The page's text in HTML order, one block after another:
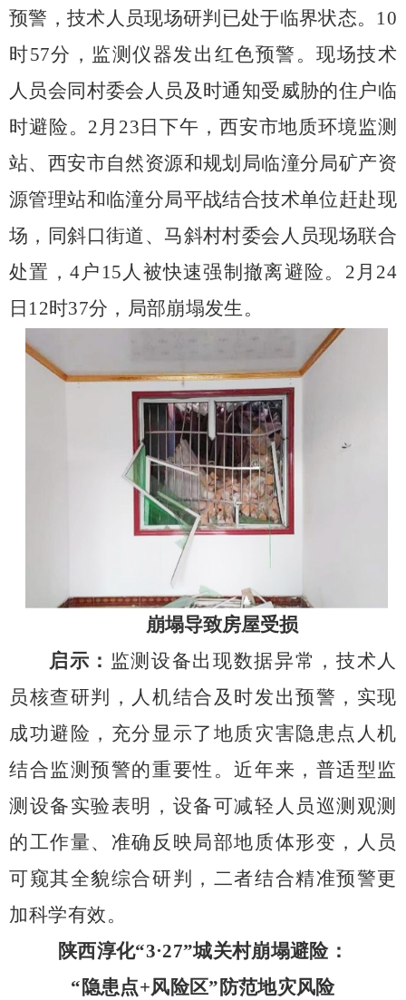
预警，技术人员现场研判已处于临界状态。 10
时57分，监测仪器发出红色预警。现场技术
人员会同村委会人员及时通知受威胁的住户临
时避险。 2 月 23 日下午，西安市地质环境监测
站、西安市自然资源和规划局临潼分局矿产资
源管理站和临潼分局平战结合技术单位赶赴现
场，同斜口街道、马斜村村委会人员现场联合
处置， 4户 15 人被快速强制撤离避险。 2 月 24
日 12时37分，局部崩塌发生。
崩塌导致房屋受损
启示： 监测设备出现数据异常，技术人
员核查研判，人机结合及时发出预警，实现
成功避险，充分显示了地质灾害隐患点人机
结合监测预警的重要性。近年来，普适型监
测设备实验表明，设备可减轻人员巡测观测
的工作量、准确反映局部地质体形变，人员
可窥其全貌综合研判，二者结合精准预警更
加科学有效。
陕西淳化“3·27”城关村崩塌避险：
“隐患点+风险区”防范地灾风险